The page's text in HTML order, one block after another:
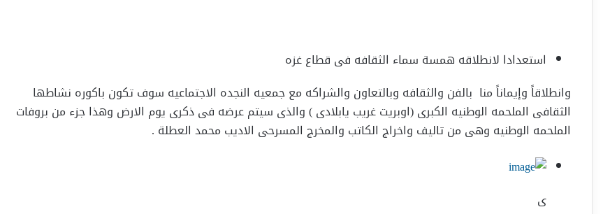
استعدادا لانطلاقه همسة سماء الثقافه فى قطاع غزه
وانطلاقاً وإيماناً منا بالفن والثقافه وبالتعاون والشراكه مع جمعيه النجده الاجتماعيه سوف تكون باكوره نشاطها
الثقافى الملحمه الوطنيه الكبرى (اوبريت غريب يابلادى ) والذى سيتم عرضه فى ذكرى يوم الارض وهذا جزء من بروفات
الملحمه الوطنيه وهى من تاليف واخراج الكاتب والمخرج المسرحى الاديب محمد العطلة .
ى